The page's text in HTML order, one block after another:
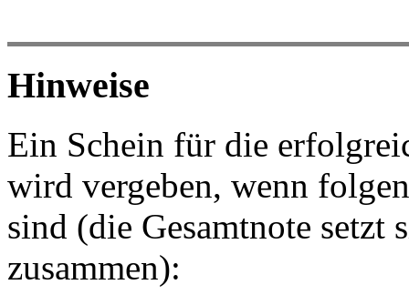
Hinweise
Ein Schein für die
wird vergeben, wenn
sind (die Gesamtnote setzt
zusammen):